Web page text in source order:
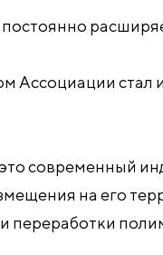
Ассоциации стал
современный
на его
переработки